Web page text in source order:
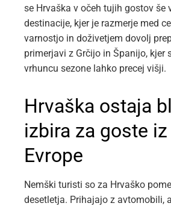
se Hrvaška v očeh tujih gostov še
destinacije, kjer je razmerje med
varnostjo in doživetjem dovolj
primerjavi z Grčijo in Španijo, kjer
vrhuncu sezone lahko precej višji.
Hrvaška ostaja
izbira za goste
Evrope
Nemški turisti so za Hrvaško
desetletja. Prihajajo z avtomobili,